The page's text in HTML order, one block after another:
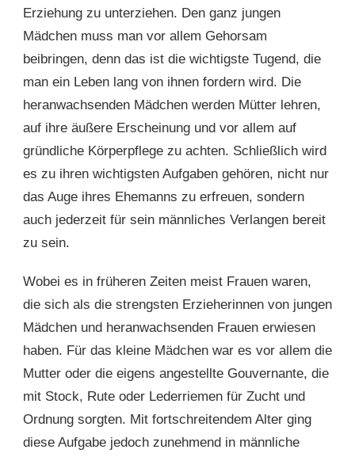
Erziehung zu unterziehen. Den ganz jungen
Mädchen muss man vor allem Gehorsam
beibringen, denn das ist die wichtigste Tugend, die
man ein Leben lang von ihnen fordern wird. Die
heranwachsenden Mädchen werden Mütter lehren,
auf ihre äußere Erscheinung und vor allem auf
gründliche Körperpflege zu achten. Schließlich wird
es zu ihren wichtigsten Aufgaben gehören, nicht nur
das Auge ihres Ehemanns zu erfreuen, sondern
auch jederzeit für sein männliches Verlangen bereit
zu sein.
Wobei es in früheren Zeiten meist Frauen waren,
die sich als die strengsten Erzieherinnen von jungen
Mädchen und heranwachsenden Frauen erwiesen
haben. Für das kleine Mädchen war es vor allem die
Mutter oder die eigens angestellte Gouvernante, die
mit Stock, Rute oder Lederriemen für Zucht und
Ordnung sorgten. Mit fortschreitendem Alter ging
diese Aufgabe jedoch zunehmend in männliche